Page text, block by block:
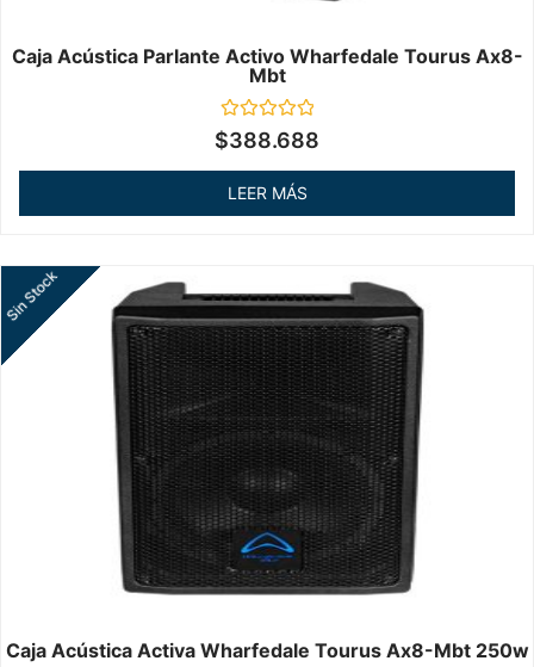
Caja Acústica Parlante Activo Wharfedale Tourus Ax8-
Mbt
Valorado
en
de
$388.688
LEER MÁS
Caja Acústica Activa Wharfedale Tourus Ax8-Mbt 250w
Sin Stock